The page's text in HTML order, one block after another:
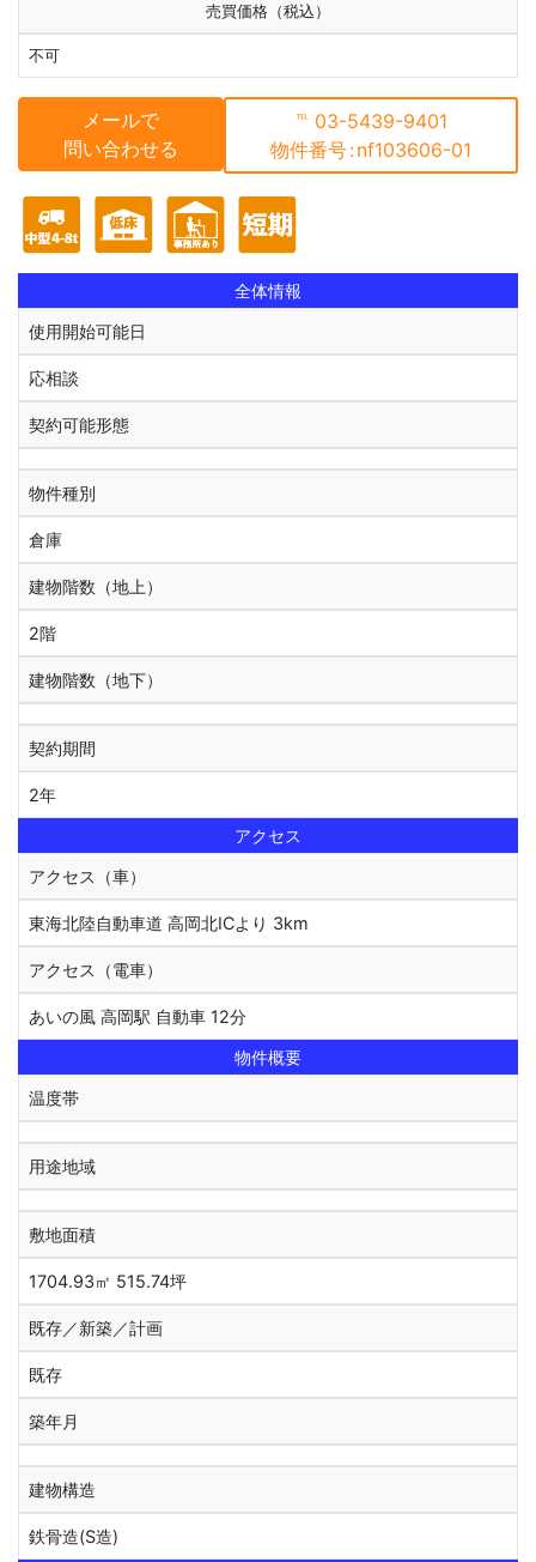
売買価格（税込）
不可
メールで
問い合わせる
℡ 03-5439-9401
物件番号:nf103606-01
全体情報
使用開始可能日
応相談
契約可能形態
物件種別
倉庫
建物階数（地上）
2階
建物階数（地下）
契約期間
2年
アクセス
アクセス（車）
東海北陸自動車道 高岡北ICより 3km
アクセス（電車）
あいの風 高岡駅 自動車 12分
物件概要
温度帯
用途地域
敷地面積
1704.93㎡ 515.74坪
既存／新築／計画
既存
築年月
建物構造
鉄骨造(S造)